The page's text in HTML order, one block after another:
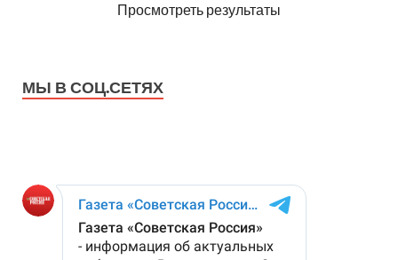
Просмотреть результаты
МЫ В СОЦ.СЕТЯХ